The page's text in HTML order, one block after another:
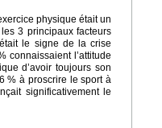
physique était un
3 principaux facteurs
le signe de la crise
connaissaient l’attitude
d’avoir toujours son
% à proscrire le sport à
significativement le